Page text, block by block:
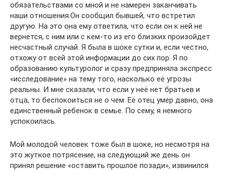
обязательствами со мной и не намерен заканчивать
наши отношения.Он сообщил бывшей, что встретил
другую. На это она ему ответила, что если он к ней не
вернется, с ним или с кем-то из его близких произойдет
несчастный случай. Я была в шоке сутки и, если честно,
отхожу от всей этой информации до сих пор. Я по
образованию культуролог и сразу предприняла экспресс
«исследование» на тему того, насколько её угрозы
реальны. И мне сказали, что если у неё нет братьев и
отца, то беспокоиться не о чем. Её отец умер давно, она
единственный ребенок в семье. По сему, я немного
успокоилась.
Мой молодой человек тоже был в шоке, но несмотря на
это жуткое потрясение, на следующий же день он
принял решение «оставить прошлое позади», извинился